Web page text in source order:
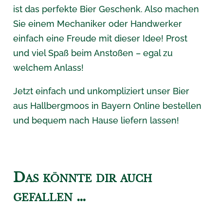
ist das perfekte Bier Geschenk. Also machen
Sie einem Mechaniker oder Handwerker
einfach eine Freude mit dieser Idee! Prost
und viel Spaß beim Anstoßen – egal zu
welchem Anlass!
Jetzt einfach und unkompliziert unser Bier
aus Hallbergmoos in Bayern Online bestellen
und bequem nach Hause liefern lassen!
Das könnte dir auch
gefallen …